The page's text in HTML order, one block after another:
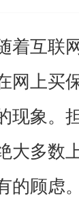
互联
网上买
现象。
大多数
的顾虑。